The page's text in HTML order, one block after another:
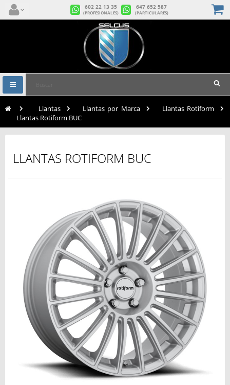
602 22 13 35
(PROFESIONALES)
647 652 587
(PARTICULARES)
Navegación
Toggle
Llantas Llantas por Marca
Llantas Rotiform
Llantas Rotiform BUC
LLANTAS ROTIFORM BUC